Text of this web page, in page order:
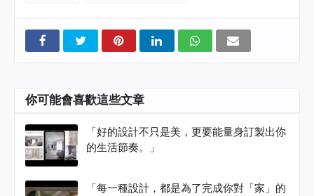
你可能會喜歡這些文章
「好的設計不只是美，更要能量身訂製出你
的生活節奏。」
「每一種設計，都是為了完成你對「家」的